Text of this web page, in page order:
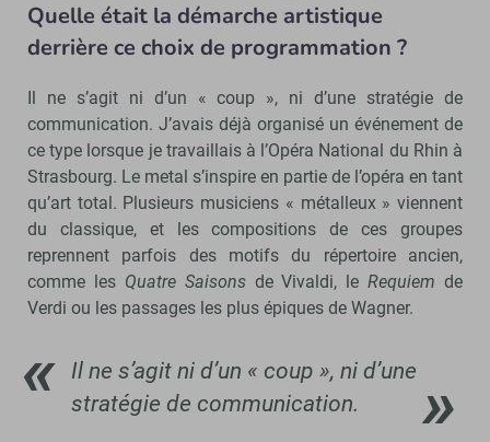
Quelle était la démarche artistique
derrière ce choix de programmation ?
Il ne s’agit ni d’un « coup », ni d’une stratégie de
communication. J’avais déjà organisé un événement de
ce type lorsque je travaillais à l’Opéra National du Rhin à
Strasbourg. Le metal s’inspire en partie de l’opéra en tant
qu’art total. Plusieurs musiciens « métalleux » viennent
du classique, et les compositions de ces groupes
reprennent parfois des motifs du répertoire ancien,
comme les Quatre Saisonsde Vivaldi, leRequiem de
Verdi ou les passages les plus épiques de Wagner.
Il ne s’agit ni d’un « coup », ni d’une
stratégie de communication.